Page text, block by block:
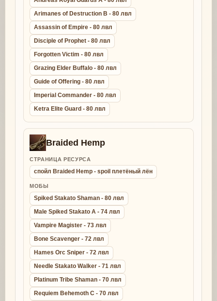
Arimanes of Destruction B - 80 лвл
Assassin of Empire - 80 лвл
Disciple of Prophet - 80 лвл
Forgotten Victim - 80 лвл
Grazing Elder Buffalo - 80 лвл
Guide of Offering - 80 лвл
Imperial Commander - 80 лвл
Ketra Elite Guard - 80 лвл
Braided Hemp
СТРАНИЦА РЕСУРСА
спойл Braided Hemp - spoil плетёный лён
МОБЫ
Spiked Stakato Shaman - 80 лвл
Male Spiked Stakato A - 74 лвл
Vampire Magister - 73 лвл
Bone Scavenger - 72 лвл
Hames Orc Sniper - 72 лвл
Needle Stakato Walker - 71 лвл
Platinum Tribe Shaman - 70 лвл
Requiem Behemoth C - 70 лвл